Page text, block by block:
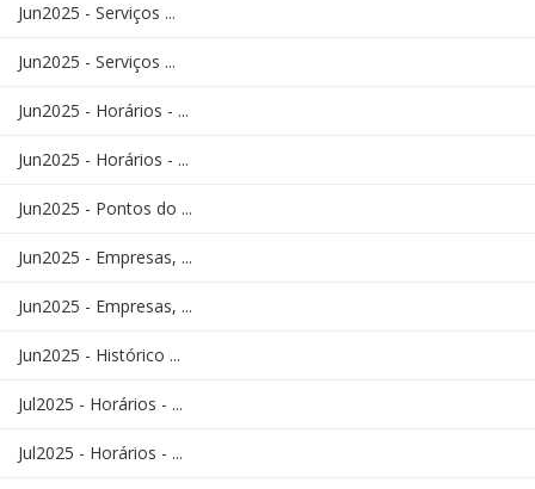
Jun2025 - Serviços ...
Jun2025 - Serviços ...
Jun2025 - Horários - ...
Jun2025 - Horários - ...
Jun2025 - Pontos do ...
Jun2025 - Empresas, ...
Jun2025 - Empresas, ...
Jun2025 - Histórico ...
Jul2025 - Horários - ...
Jul2025 - Horários - ...